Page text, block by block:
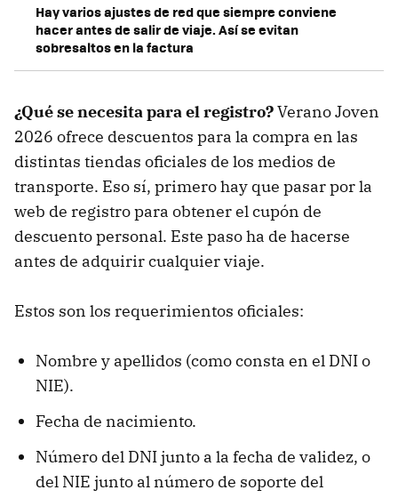
Hay varios ajustes de red que siempre conviene
hacer antes de salir de viaje. Así se evitan
sobresaltos en la factura
¿Qué se necesita para el registro?Verano Joven
2026 ofrece descuentos para la compra en las
distintas tiendas oficiales de los medios de
transporte. Eso sí, primero hay que pasar por la
web de registro para obtener el cupón de
descuento personal. Este paso ha de hacerse
antes de adquirir cualquier viaje.
Estos son los requerimientos oficiales:
Nombre y apellidos (como consta en el DNI o
NIE).
Fecha de nacimiento.
Número del DNI junto a la fecha de validez, o
del NIE junto al número de soporte del